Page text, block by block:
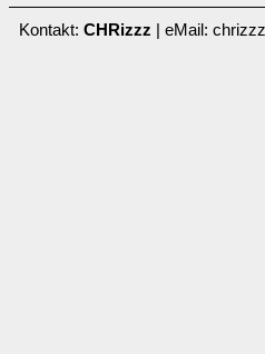
Kontakt: CHRizzz | eMail: